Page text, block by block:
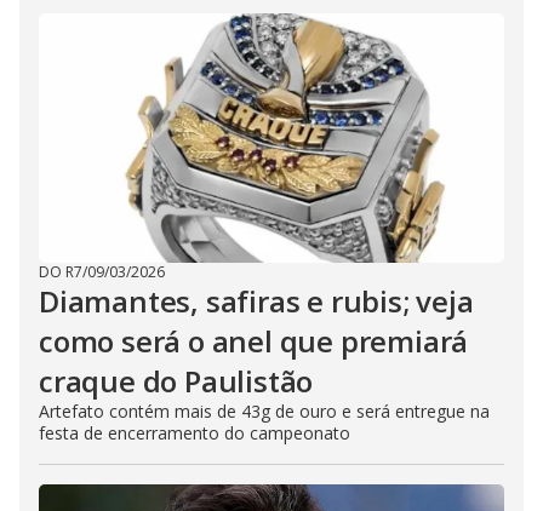
DO R7/09/03/2026
Diamantes, safiras e rubis; veja
como será o anel que premiará
craque do Paulistão
Artefato contém mais de 43g de ouro e será entregue na
festa de encerramento do campeonato